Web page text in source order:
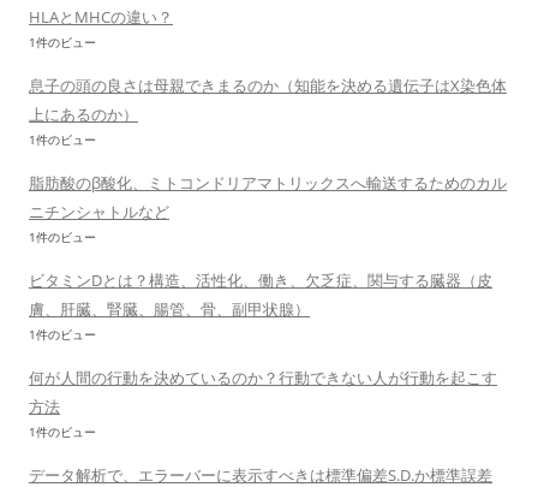
HLAとMHCの違い？
1件のビュー
息子の頭の良さは母親できまるのか（知能を決める遺伝子はX染色体
上にあるのか）
1件のビュー
脂肪酸のβ酸化、ミトコンドリアマトリックスへ輸送するためのカル
ニチンシャトルなど
1件のビュー
ビタミンDとは？構造、活性化、働き、欠乏症、関与する臓器（皮
膚、肝臓、腎臓、腸管、骨、副甲状腺）
1件のビュー
何が人間の行動を決めているのか？行動できない人が行動を起こす
方法
1件のビュー
データ解析で、エラーバーに表示すべきは標準偏差S.D.か標準誤差